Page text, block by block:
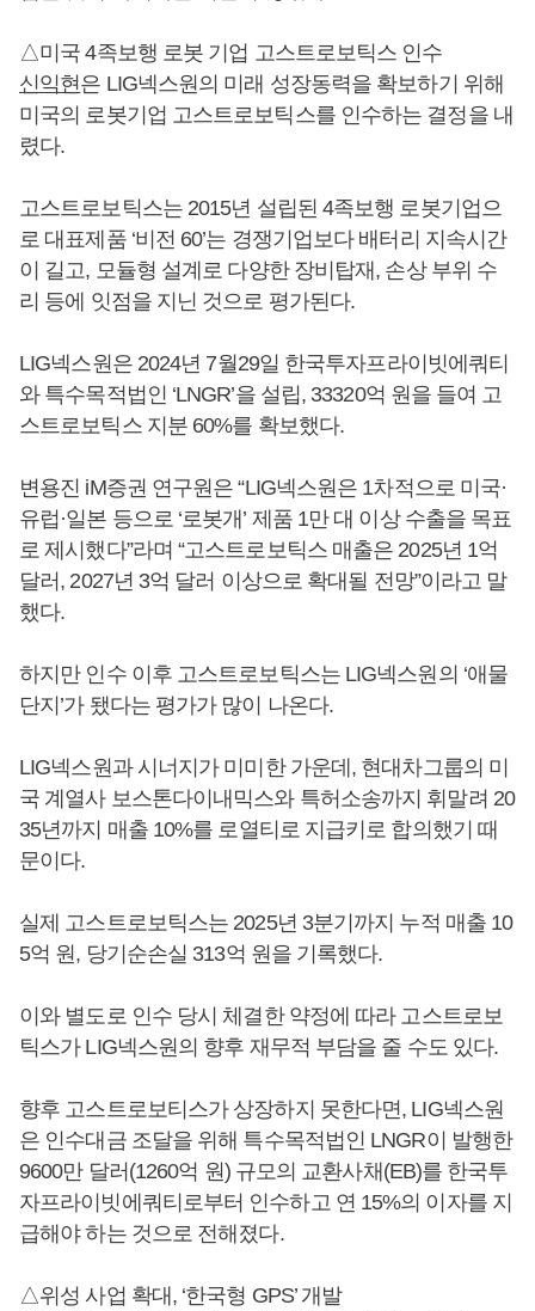
△미국 4족보행 로봇 기업 고스트로보틱스 인수
신익현은 LIG넥스원의 미래 성장동력을 확보하기 위해
미국의 로봇기업 고스트로보틱스를 인수하는 결정을 내
렸다.
고스트로보틱스는 2015년 설립된 4족보행 로봇기업으
로 대표제품 ‘비전 60’는 경쟁기업보다 배터리 지속시간
이 길고, 모듈형 설계로 다양한 장비탑재, 손상 부위 수
리 등에 잇점을 지닌 것으로 평가된다.
LIG넥스원은 2024년 7월29일 한국투자프라이빗에쿼티
와 특수목적법인 ‘LNGR’을 설립, 33320억 원을 들여 고
스트로보틱스 지분 60%를 확보했다.
변용진 iM증권 연구원은 “LIG넥스원은 1차적으로 미국·
유럽·일본 등으로 ‘로봇개’ 제품 1만 대 이상 수출을 목표
로 제시했다”라며 “고스트로보틱스 매출은 2025년 1억
달러, 2027년 3억 달러 이상으로 확대될 전망”이라고 말
했다.
하지만 인수 이후 고스트로보틱스는 LIG넥스원의 ‘애물
단지’가 됐다는 평가가 많이 나온다.
LIG넥스원과 시너지가 미미한 가운데, 현대차그룹의 미
국 계열사 보스톤다이내믹스와 특허소송까지 휘말려 20
35년까지 매출 10%를 로열티로 지급키로 합의했기 때
문이다.
실제 고스트로보틱스는 2025년 3분기까지 누적 매출 10
5억 원, 당기순손실 313억 원을 기록했다.
이와 별도로 인수 당시 체결한 약정에 따라 고스트로보
틱스가 LIG넥스원의 향후 재무적 부담을 줄 수도 있다.
향후 고스트로보티스가 상장하지 못한다면, LIG넥스원
은 인수대금 조달을 위해 특수목적법인 LNGR이 발행한
9600만 달러(1260억 원) 규모의 교환사채(EB)를 한국투
자프라이빗에쿼티로부터 인수하고 연 15%의 이자를 지
급해야 하는 것으로 전해졌다.
△위성 사업 확대, ‘한국형 GPS’ 개발